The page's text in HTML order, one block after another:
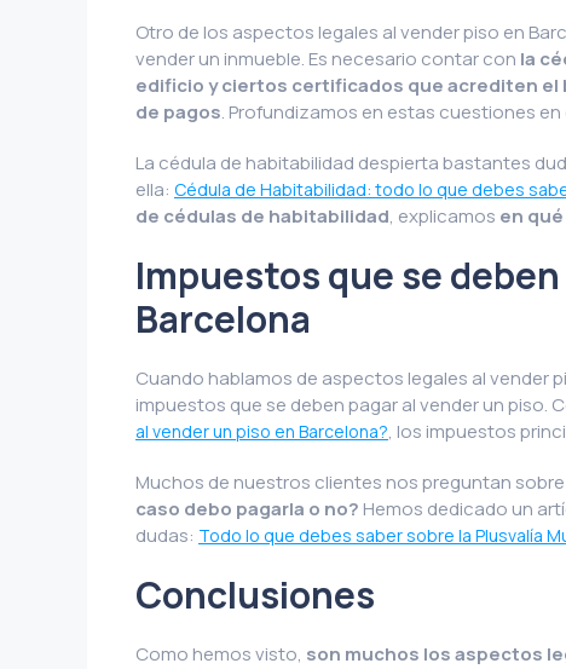
Otro de los aspectos legales al vender piso en
vender un inmueble. Es necesario contar con la
edificio y ciertos certificados que acrediten
de pagos. Profundizamos en estas cuestiones
La cédula de habitabilidad despierta bastantes
ella: Cédula de Habitabilidad: todo lo que debes
de cédulas de habitabilidad, explicamos en
Impuestos que se
Barcelona
Cuando hablamos de aspectos legales al vender
impuestos que se deben pagar al vender un piso.
al vender un piso en Barcelona?, los impuestos
Muchos de nuestros clientes nos preguntan sobre
caso debo pagarla o no? Hemos dedicado un
dudas: Todo lo que debes saber sobre la Plusvalía
Conclusiones
Como hemos visto, son muchos los aspectos